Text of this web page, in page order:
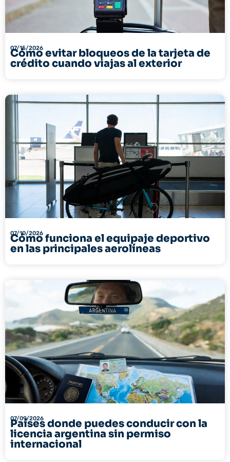
07/15/2026
Cómo evitar bloqueos de la tarjeta de
crédito cuando viajas al exterior
07/10/2026
Cómo funciona el equipaje deportivo
en las principales aerolíneas
07/09/2026
Países donde puedes conducir con la
licencia argentina sin permiso
internacional